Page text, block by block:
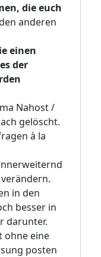
die euch
anderen
einen
der
Nahost /
gelöscht.
à la
in den
besser in
darunter.
ohne eine
posten